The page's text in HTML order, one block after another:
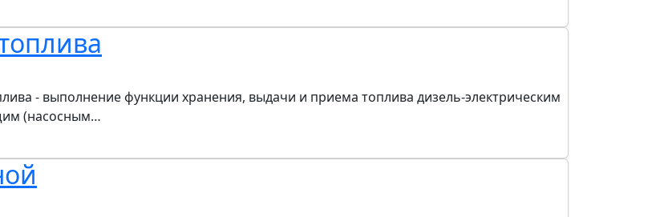
- выполнение функции хранения, выдачи и приема топлива дизель-электрическим
(насосным…